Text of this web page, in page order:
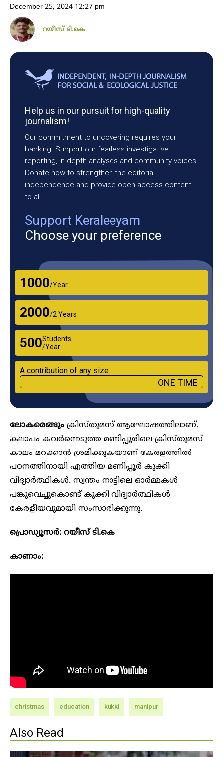
December 25, 2024 12:27 pm
റയീസ് ടി.കെ
Help us in our pursuit for high-quality
journalism!
Our commitment to uncovering requires your
backing. Support our fearless investigative
reporting, in-depth analyses and community voices.
Donate now to strengthen the editorial
independence and provide open access content
to all.
Support Keraleeyam
Choose your preference
₹1000/Year
₹2000/2 Years
₹500Students
/Year
A contribution of any size
ONE TIME
ലോകമെങ്ങും ക്രിസ്തുമസ് ആഘോഷത്തിലാണ്.
കലാപം കവർന്നെടുത്ത മണിപ്പൂരിലെ ക്രിസ്തുമസ്
കാലം മറക്കാൻ ശ്രമിക്കുകയാണ് കേരളത്തിൽ
പഠനത്തിനായി എത്തിയ മണിപ്പൂർ കുക്കി
വിദ്യാർത്ഥികൾ. സ്വന്തം നാട്ടിലെ ഓർമ്മകൾ
പങ്കുവെച്ചുകൊണ്ട് കുക്കി വിദ്യാർത്ഥികൾ
കേരളീയവുമായി സംസാരിക്കുന്നു.
പ്രൊഡ്യൂസർ: റയീസ് ടി.കെ
കാണാം:
christmas education kukki manipur
Also Read